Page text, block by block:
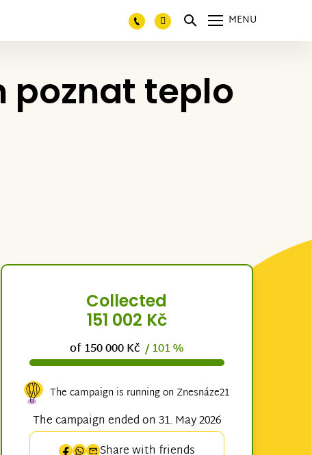
MENU
poznat teplo
Collected
151 002 Kč
of 150 000 Kč/ 101 %
The campaign is running on Znesnáze21
The campaign ended on 31. May 2026